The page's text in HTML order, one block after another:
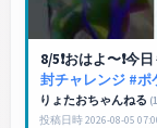
8/5❗️おはよ〜❗️今
封チャレンジ #ポ
パック
りょたおちゃんねる
投稿日時 2026-08-05